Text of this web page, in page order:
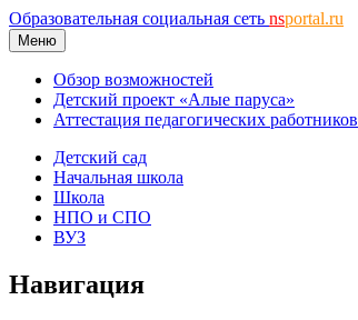
Образовательная социальная сеть nsportal.ru
Меню
Обзор возможностей
Детский проект «Алые паруса»
Аттестация педагогических работников
Детский сад
Начальная школа
Школа
НПО и СПО
ВУЗ
Навигация